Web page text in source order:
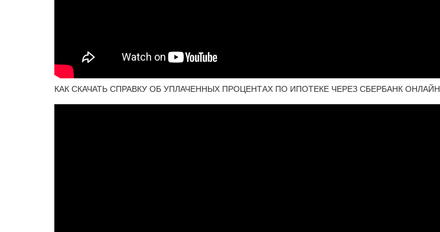
КАК СКАЧАТЬ СПРАВКУ ОБ УПЛАЧЕННЫХ ПРОЦЕНТАХ ПО ИПОТЕКЕ ЧЕРЕЗ СБЕРБАНК ОНЛАЙН